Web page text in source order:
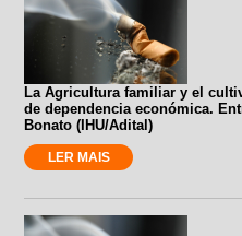
La Agricultura familiar y el
de dependencia económica.
Bonato (IHU/Adital)
LER MAIS